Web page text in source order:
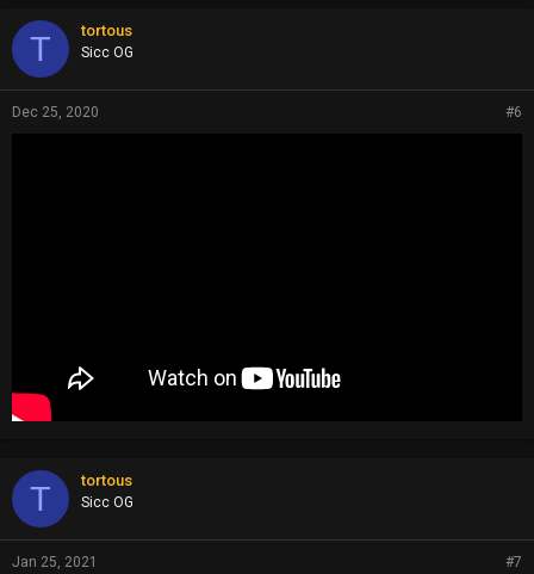
T tortous
Sicc OG
Dec 25, 2020 #6
T tortous
Sicc OG
Jan 25, 2021 #7